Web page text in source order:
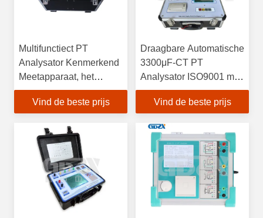
Multifunctiect PT
Analysator Kenmerkend
Meetapparaat, het
Materiaal van de
Transformatortest
Vind de beste prijs
Draagbare Automatische
3300μF-CT PT
Analysator ISO9001 met
het Scherm van
240×128 LCD
Vind de beste prijs